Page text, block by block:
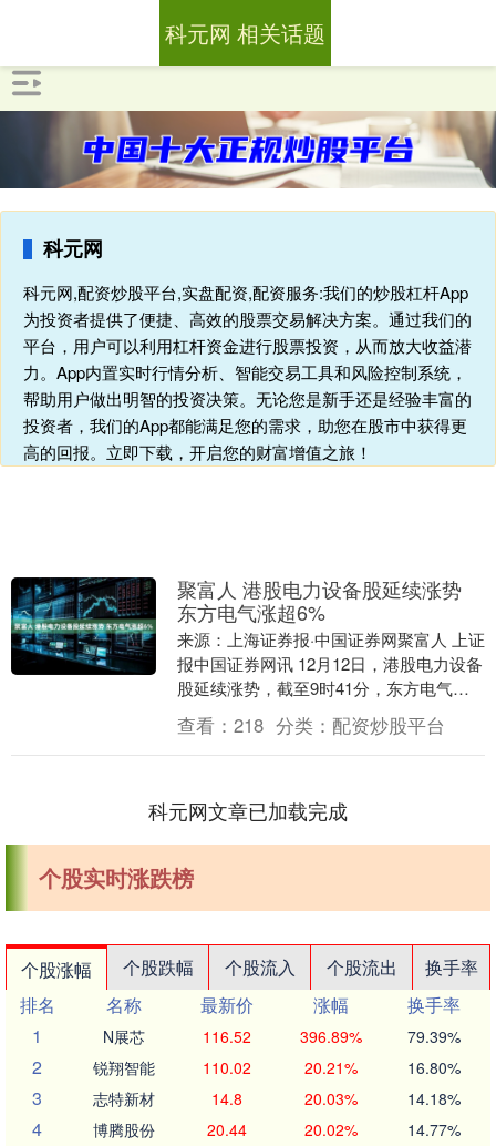
科元网
科元网,配资炒股平台,实盘配资,配资服务:我们的炒股杠杆App
为投资者提供了便捷、高效的股票交易解决方案。通过我们的
平台，用户可以利用杠杆资金进行股票投资，从而放大收益潜
力。App内置实时行情分析、智能交易工具和风险控制系统，
帮助用户做出明智的投资决策。无论您是新手还是经验丰富的
投资者，我们的App都能满足您的需求，助您在股市中获得更
高的回报。立即下载，开启您的财富增值之旅！
科元网 相关话题
聚富人 港股电力设备股延续涨势
东方电气涨超6%
来源：上海证券报·中国证券网聚富人 上证
报中国证券网讯 12月12日，港股电力设备
股延续涨势，截至9时41分，东方电气涨
超6%，哈尔滨电气涨超4%，上海电气涨
超....
查看： 218 分类： 配资炒股平台
科元网文章已加载完成
个股实时涨跌榜
个股涨幅 个股跌幅 个股流入 个股流出
换手率
排名
名称 最新价 涨幅
换手率
1
N展芯 116.52 396.89% 79.39%
2 锐翔智能 110.02 20.21% 16.80%
3 志特新材 14.8 20.03% 14.18%
4 博腾股份 20.44 20.02% 14.77%